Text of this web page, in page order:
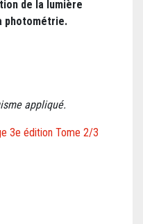
de la lumière
photométrie.
appliqué.
3e édition Tome 2/3